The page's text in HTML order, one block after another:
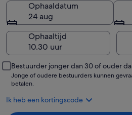
Ophaaldatum
24 aug
Ophaaltijd
Bestuurder jonger dan 30 of ouder
Jonge of oudere bestuurders kunnen
betalen.
Ik heb een kortingscode